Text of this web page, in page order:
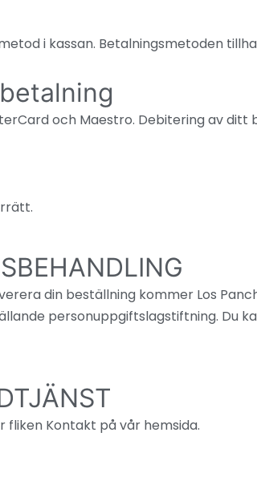
i kassan. Betalningsmetoden
och Maestro. Debitering av
din beställning kommer Los
personuppgiftslagstiftning. Du
fliken Kontakt på vår hemsida.